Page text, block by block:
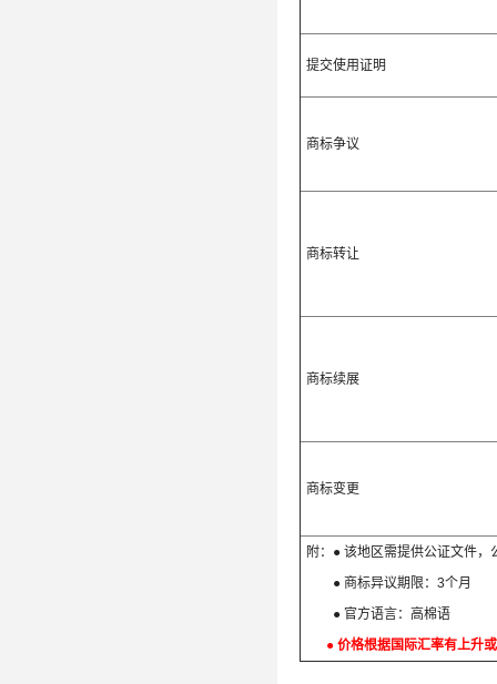
提交使用证明
商标争议
商标转让
商标续展
商标变更
附：● 该地区需提供公证文件
● 商标异议期限：3个月 ●
● 官方语言：高棉语 ●
● 价格根据国际汇率有上升